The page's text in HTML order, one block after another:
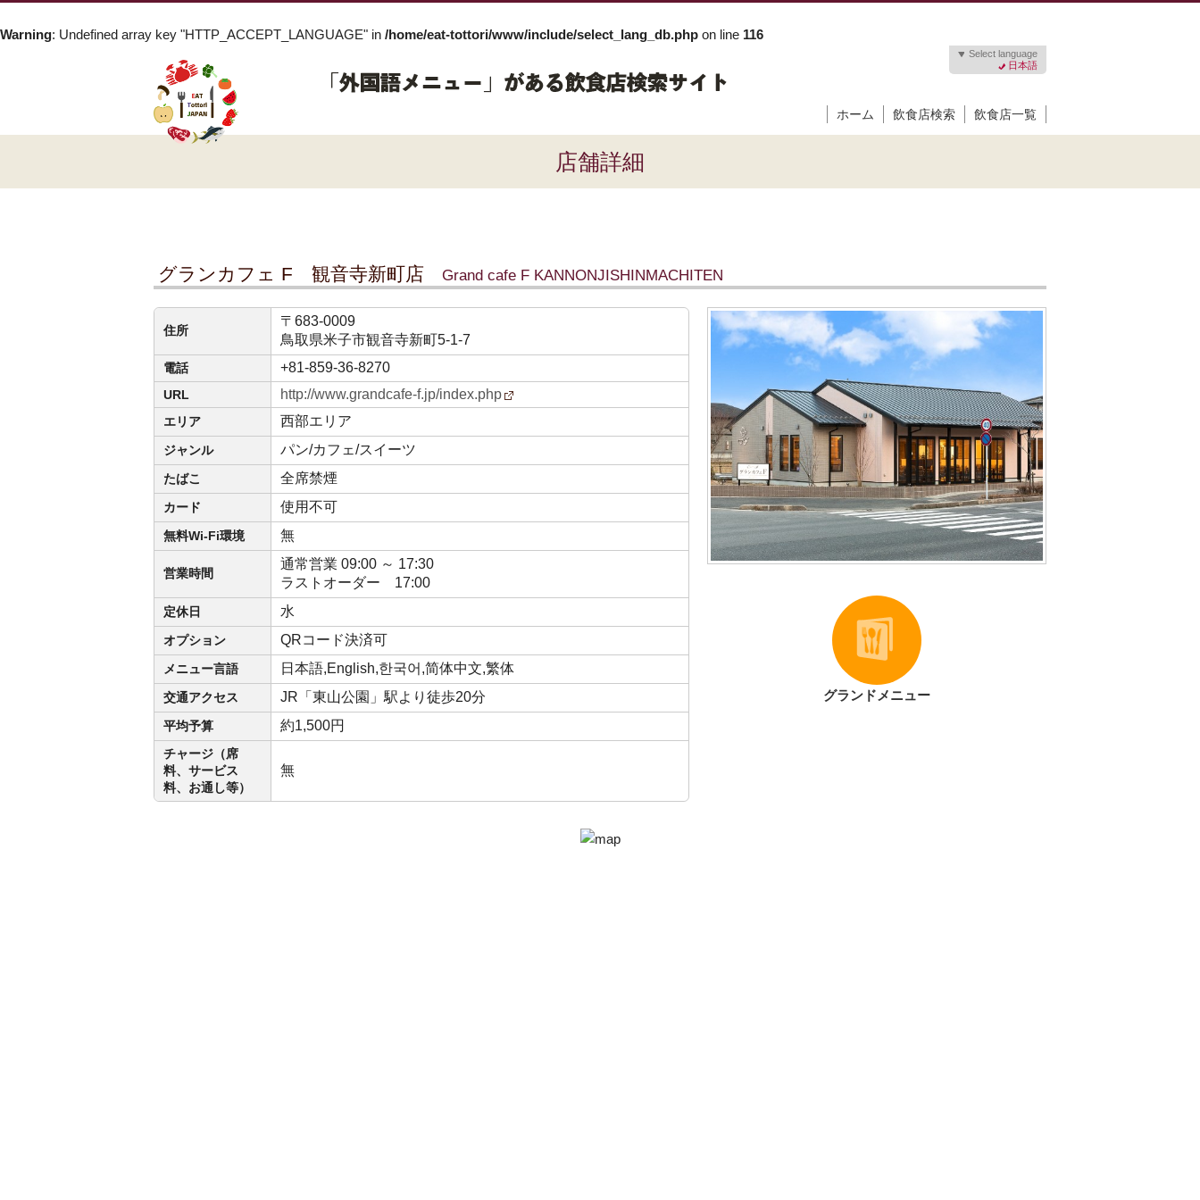
Warning: Undefined array key "HTTP_ACCEPT_LANGUAGE" in /home/eat-tottori/www/include/select_lang_db.php on line 116
Select language
日本語
ホーム 飲食店検索 飲食店一覧
店舗詳細
グランカフェ F 観音寺新町店 Grand cafe F KANNONJISHINMACHITEN
住所
〒683-0009
鳥取県米子市観音寺新町5-1-7
電話 +81-859-36-8270
URL http://www.grandcafe-f.jp/index.php
エリア 西部エリア
ジャンル パン/カフェ/スイーツ
たばこ 全席禁煙
カード 使用不可
無料Wi-Fi環境 無
営業時間
通常営業 09:00 ～ 17:30
ラストオーダー 17:00
定休日 水
オプション QRコード決済可
メニュー言語 日本語,English,한국어,简体中文,繁体
交通アクセス JR「東山公園」駅より徒歩20分
平均予算 約1,500円
チャージ（席
料、サービス
料、お通し等）
無
グランドメニュー